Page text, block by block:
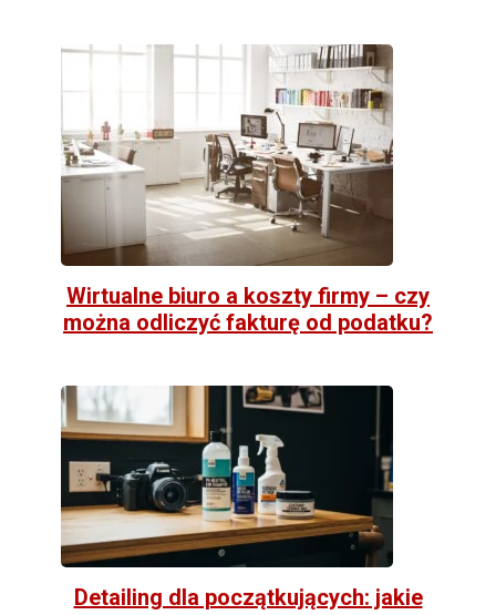
Wirtualne biuro a koszty firmy – czy
można odliczyć fakturę od podatku?
Detailing dla początkujących: jakie